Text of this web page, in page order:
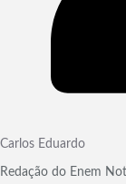
Carlos Eduardo
Redação do Enem